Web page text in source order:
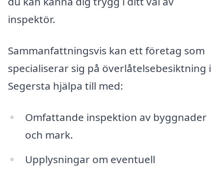
inspektör.
Sammanfattningsvis kan ett företag som
specialiserar sig på överlåtelsebesiktning i
Segersta hjälpa till med:
Omfattande inspektion av byggnader
och mark.
Upplysningar om eventuell